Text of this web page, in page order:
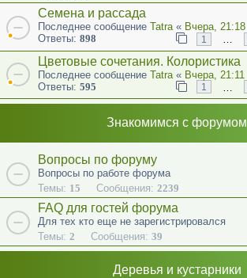
Семена и рассада
Последнее сообщение Tatra « Вчера, 21:18
Ответы: 898 1
Цветовые сочетания. Колористика
Последнее сообщение Tatra « Вчера, 21:11
Ответы: 595 1
Знакомимся с форумом
Вопросы по форуму
Вопросы по работе форума
Темы: 15 Сообщения: 2239
FAQ для гостей форума
Для тех кто еще не зарегистрировался
Темы: 2 Сообщения: 39
Деревья и кустарники